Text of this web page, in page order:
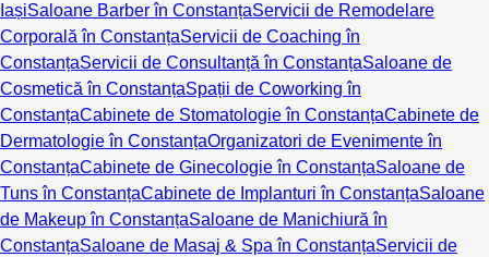
IașiSaloane Barber în ConstanțaServicii de Remodelare
Corporală în ConstanțaServicii de Coaching în
ConstanțaServicii de Consultanță în ConstanțaSaloane de
Cosmetică în ConstanțaSpații de Coworking în
ConstanțaCabinete de Stomatologie în ConstanțaCabinete de
Dermatologie în ConstanțaOrganizatori de Evenimente în
ConstanțaCabinete de Ginecologie în ConstanțaSaloane de
Tuns în ConstanțaCabinete de Implanturi în ConstanțaSaloane
de Makeup în ConstanțaSaloane de Manichiură în
ConstanțaSaloane de Masaj & Spa în ConstanțaServicii de